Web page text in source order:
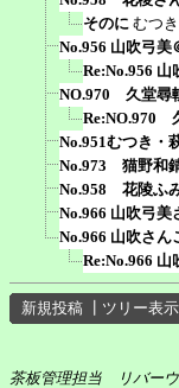
そのに むつ
No.956 山吹弓美
Re:No.956 山
NO.970 久堂尋
Re:NO.970
No.951むつき・
No.973 猫野和
No.958 花陵ふ
No.966 山吹弓美
No.966 山吹さ
Re:No.966
新規投稿 ツリー表示
茶板管理担当 リバー